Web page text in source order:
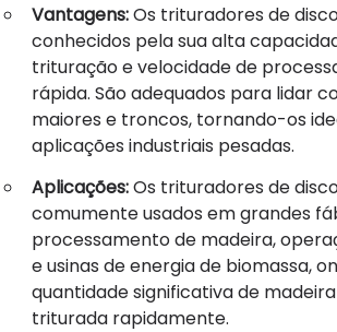
Vantagens:Os trituradores de
conhecidos pela sua alta
trituração e velocidade de
rápida. São adequados para lidar
maiores e troncos, tornando-os
aplicações industriais pesadas.
Aplicações:Os trituradores de
comumente usados em grandes
processamento de madeira,
e usinas de energia de biomassa,
quantidade significativa de
triturada rapidamente.